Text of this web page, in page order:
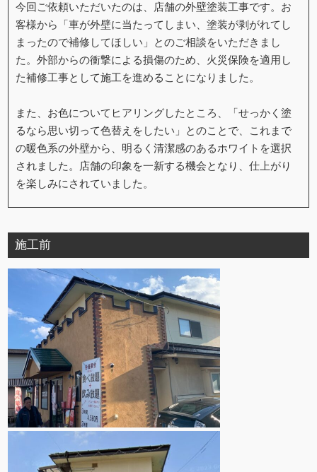
今回ご依頼いただいたのは、店舗の外壁塗装工事です。お
客様から「車が外壁に当たってしまい、塗装が剥がれてし
まったので補修してほしい」とのご相談をいただきまし
た。外部からの衝撃による損傷のため、火災保険を適用し
た補修工事として施工を進めることになりました。
また、お色についてヒアリングしたところ、「せっかく塗
るなら思い切って色替えをしたい」とのことで、これまで
の暖色系の外壁から、明るく清潔感のあるホワイトを選択
されました。店舗の印象を一新する機会となり、仕上がり
を楽しみにされていました。
施工前